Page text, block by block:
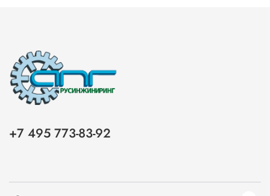
+7 495 773-83-92